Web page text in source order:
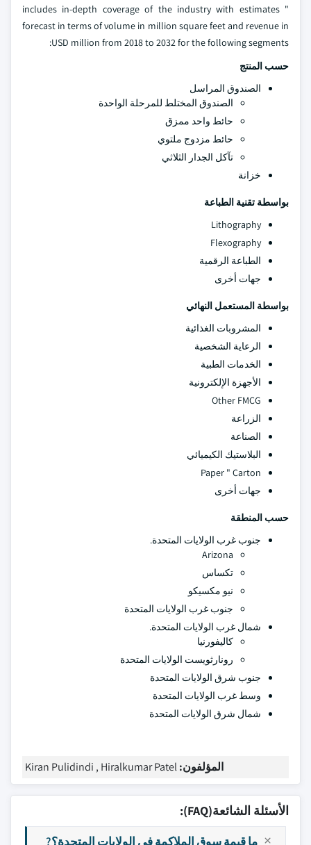
includes in-depth coverage of the industry with estimates "
forecast in terms of volume in million square feet and revenue in
USD million from 2018 to 2032 for the following segments:
حسب المنتج
الصندوق المراسل
الصندوق المختلط للمرحلة الواحدة
حائط واحد ممزق
حائط مزدوج ملتوي
تآكل الجدار الثلاثي
خزانة
بواسطة تقنية الطباعة
Lithography
Flexography
الطباعة الرقمية
جهات أخرى
بواسطة المستعمل النهائي
المشروبات الغذائية
الرعاية الشخصية
الخدمات الطبية
الأجهزة الإلكترونية
Other FMCG
الزراعة
الصناعة
البلاستيك الكيميائي
Paper " Carton
جهات أخرى
حسب المنطقة
جنوب غرب الولايات المتحدة.
Arizona
تكساس
نيو مكسيكو
جنوب غرب الولايات المتحدة
شمال غرب الولايات المتحدة.
كاليفورنيا
رونارثويست الولايات المتحدة
جنوب شرق الولايات المتحدة
وسط غرب الولايات المتحدة
شمال شرق الولايات المتحدة
المؤلفون:Kiran Pulidindi , Hiralkumar Patel
الأسئلة الشائعة(FAQ):
ما قيمة سوق الملاكمة في الولايات المتحدة؟?